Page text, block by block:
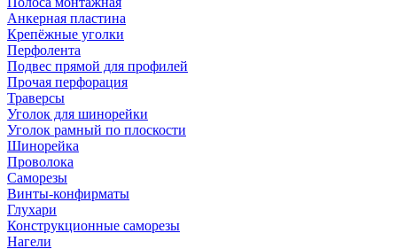
Анкерная пластина
Крепёжные уголки
Перфолента
Подвес прямой для профилей
Прочая перфорация
Траверсы
Уголок для шинорейки
Уголок рамный по плоскости
Шинорейка
Проволока
Саморезы
Винты-конфирматы
Глухари
Конструкционные саморезы
Нагели